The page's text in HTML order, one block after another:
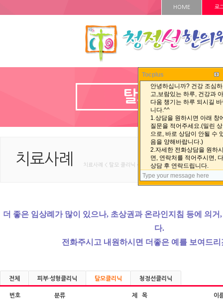
HOME 로
탈모 클리닉
치료사례 치료사례 < 탈모 클리닉 < HOME
더 좋은 임상례가 많이 있으나, 초상권과 온라인지침 등에 의
다.
전화주시고 내원하시면 더좋은 예를 보여드
전체 피부·성형클리닉 탈모클리닉 청정선클리닉
번호 분류 제 목 이
Tocplus